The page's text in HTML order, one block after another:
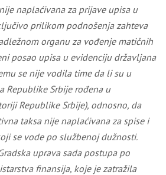
naplaćivana za prijave upisa u
prilikom podnošenja zahteva
organu za vođenje matičnih
posao upisa u evidenciju državljana
se nije vodila time da li su u
Republike Srbije rođena u
Republike Srbije), odnosno, da
taksa nije naplaćivana za spise i
se vode po službenoj dužnosti.
uprava sada postupa po
finansija, koje je zatražila